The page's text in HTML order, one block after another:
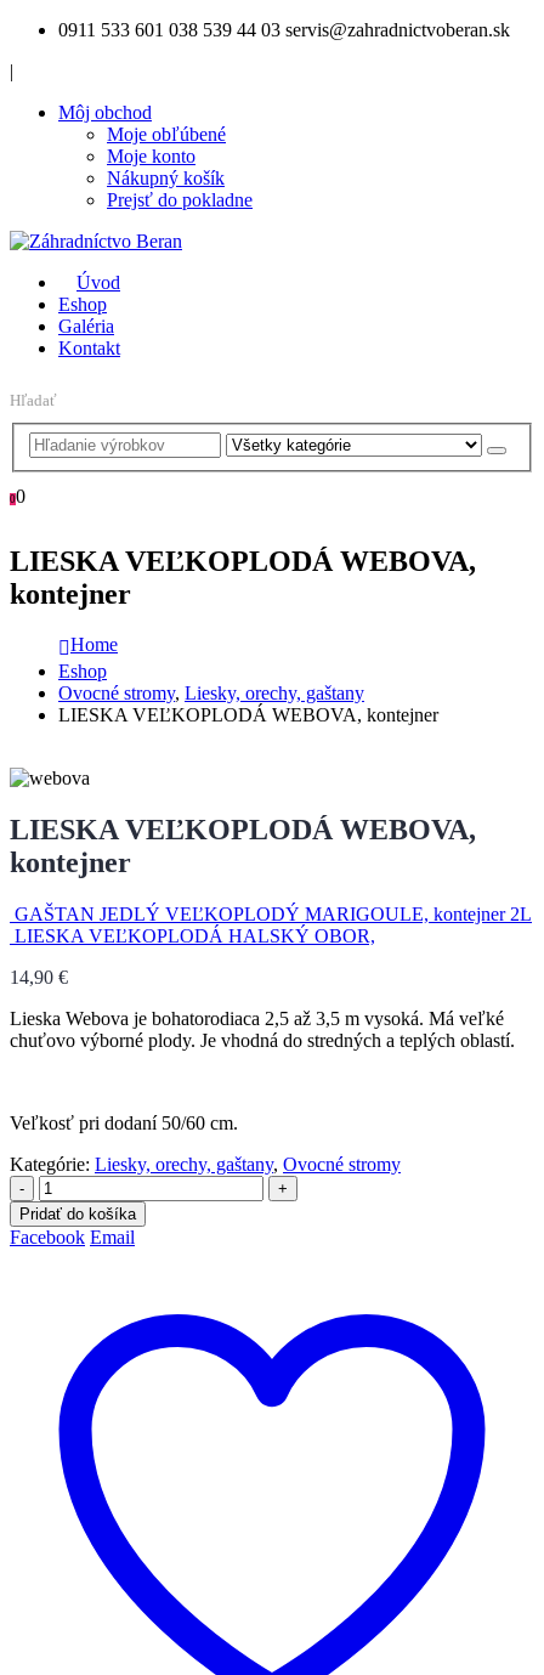
0911 533 601 038 539 44 03 servis@zahradnictvoberan.sk
|
Môj obchod
Moje obľúbené
Moje konto
Nákupný košík
Prejsť do pokladne
Úvod
Eshop
Galéria
Kontakt
Hľadať
00
LIESKA VEĽKOPLODÁ WEBOVA,
kontejner
Home
Eshop
Ovocné stromy, Liesky, orechy, gaštany
LIESKA VEĽKOPLODÁ WEBOVA, kontejner
LIESKA VEĽKOPLODÁ WEBOVA,
kontejner
GAŠTAN JEDLÝ VEĽKOPLODÝ MARIGOULE, kontejner 2L
LIESKA VEĽKOPLODÁ HALSKÝ OBOR,
14,90 €
Lieska Webova je bohatorodiaca 2,5 až 3,5 m vysoká. Má veľké
chuťovo výborné plody. Je vhodná do stredných a teplých oblastí.
Veľkosť pri dodaní 50/60 cm.
Kategórie: Liesky, orechy, gaštany, Ovocné stromy
-
+
Pridať do košíka
Facebook Email